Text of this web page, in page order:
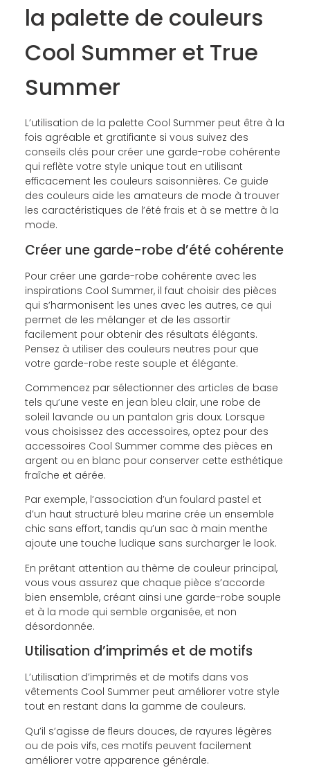
la palette de couleurs
Cool Summer et True
Summer
L’utilisation de la palette Cool Summer peut être à la
fois agréable et gratifiante si vous suivez des
conseils clés pour créer une garde-robe cohérente
qui reflète votre style unique tout en utilisant
efficacement les couleurs saisonnières. Ce guide
des couleurs aide les amateurs de mode à trouver
les caractéristiques de l’été frais et à se mettre à la
mode.
Créer une garde-robe d’été cohérente
Pour créer une garde-robe cohérente avec les
inspirations Cool Summer, il faut choisir des pièces
qui s’harmonisent les unes avec les autres, ce qui
permet de les mélanger et de les assortir
facilement pour obtenir des résultats élégants.
Pensez à utiliser des couleurs neutres pour que
votre garde-robe reste souple et élégante.
Commencez par sélectionner des articles de base
tels qu’une veste en jean bleu clair, une robe de
soleil lavande ou un pantalon gris doux. Lorsque
vous choisissez des accessoires, optez pour des
accessoires Cool Summer comme des pièces en
argent ou en blanc pour conserver cette esthétique
fraîche et aérée.
Par exemple, l’association d’un foulard pastel et
d’un haut structuré bleu marine crée un ensemble
chic sans effort, tandis qu’un sac à main menthe
ajoute une touche ludique sans surcharger le look.
En prêtant attention au thème de couleur principal,
vous vous assurez que chaque pièce s’accorde
bien ensemble, créant ainsi une garde-robe souple
et à la mode qui semble organisée, et non
désordonnée.
Utilisation d’imprimés et de motifs
L’utilisation d’imprimés et de motifs dans vos
vêtements Cool Summer peut améliorer votre style
tout en restant dans la gamme de couleurs.
Qu’il s’agisse de fleurs douces, de rayures légères
ou de pois vifs, ces motifs peuvent facilement
améliorer votre apparence générale.